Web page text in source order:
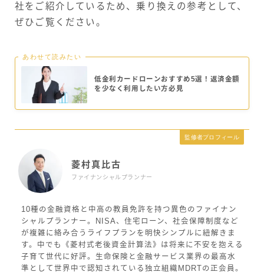
社をご紹介しているため、乗り換えの参考として、
ぜひご覧ください。
あわせて読みたい
低金利カードローンおすすめ5選！返済金額
を少なく利用したい方必見
監修者プロフィール
菱村真比古
ファイナンシャルプランナー
10種の金融資格と中高の教員免許を持つ異色のファイナン
シャルプランナー。NISA、住宅ローン、社会保障制度など
が複雑に絡み合うライフプランを明快シンプルに紐解きま
す。中でも《菱村式老後資金計算法》は将来に不安を抱える
子育て世代に好評。生命保険と金融サービス業界の最高水
準として世界中で認知されている独立組織MDRTの正会員。